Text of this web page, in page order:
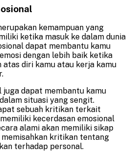
kemampuan yang
ketika masuk ke dalam dunia
dapat membantu kamu
dengan lebih baik ketika
diri kamu atau kerja kamu
juga dapat membantu kamu
situasi yang sengit.
sebuah kritikan terkait
kecerdasan emosional
alami akan memiliki sikap
kritikan tentang
terhadap personal.